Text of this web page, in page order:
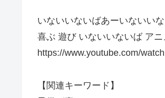
いないいないばあーいないい
喜ぶ 遊び いないいないば ア
https://www.youtube.com/
【関連キーワード】